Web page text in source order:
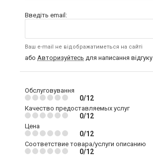
Введіть email:
Ваш e-mail не відображатиметься на сайті
або Авторизуйтесь для написання відгуку
Обслуговування
0/12
Качество предоставляемых услуг
0/12
Цена
0/12
Соответствие товара/услуги описанию
0/12